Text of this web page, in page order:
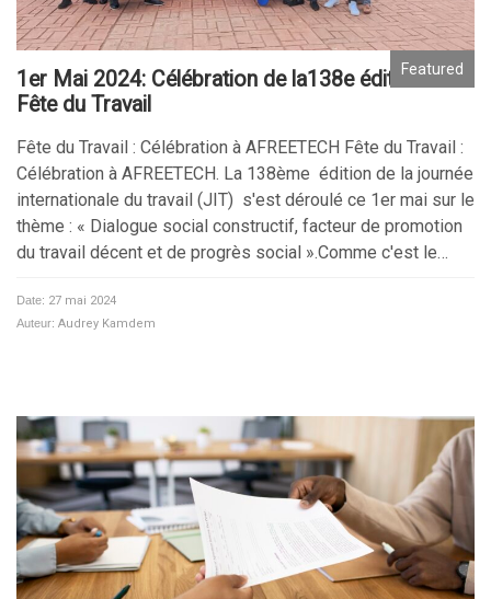
Featured
1er Mai 2024: Célébration de la138e édition de la
Fête du Travail
Fête du Travail : Célébration à AFREETECH Fête du Travail :
Célébration à AFREETECH. La 138ème édition de la journée
internationale du travail (JIT) s'est déroulé ce 1er mai sur le
thème : « Dialogue social constructif, facteur de promotion
du travail décent et de progrès social ».Comme c'est le…
Date: 27 mai 2024
Auteur: Audrey Kamdem